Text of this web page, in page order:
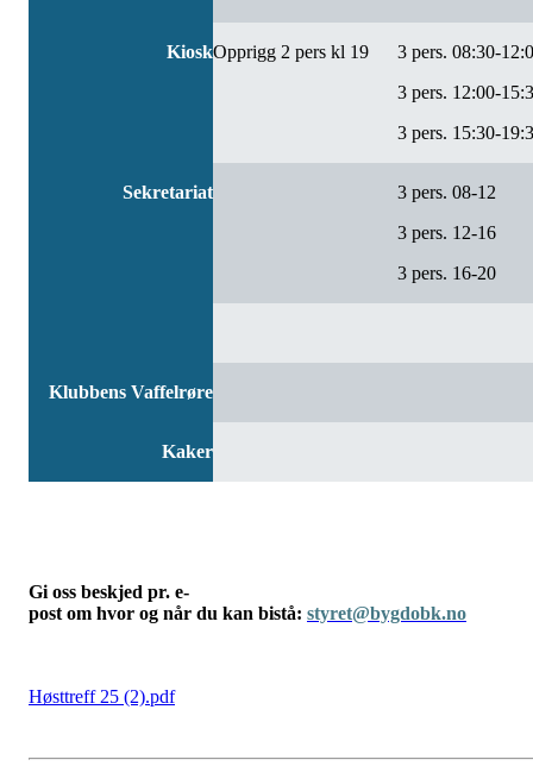
KioskOpprigg 2 pers kl 19
3 pers. 08:30-
3 pers. 12:00-
3 pers. 15:30-
Sekretariat
3 pers. 08-12
3 pers. 12-16
3 pers. 16-20
Klubbens Vaffelrøre
Kaker
Gi oss beskjed pr. e-
post om hvor og når du kan bistå: styret@bygdobk.no
Høsttreff 25 (2).pdf